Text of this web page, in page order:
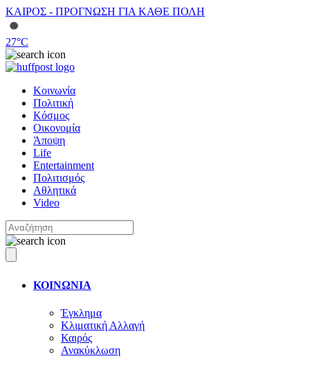
ΚΑΙΡΟΣ - ΠΡΟΓΝΩΣΗ ΓΙΑ ΚΑΘΕ ΠΟΛΗ
27°C
Κοινωνία
Πολιτική
Κόσμος
Οικονομία
Άποψη
Life
Entertainment
Πολιτισμός
Αθλητικά
Video
ΚΟΙΝΩΝΙΑ
Έγκλημα
Κλιματική Αλλαγή
Καιρός
Ανακύκλωση